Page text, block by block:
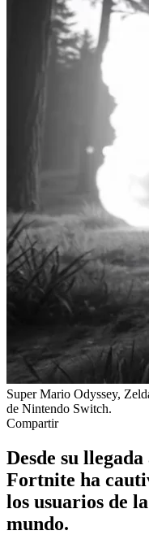
Super Mario Odyssey,
de Nintendo Switch.
Compartir
Desde su llegada
Fortnite ha
los usuarios de
mundo.